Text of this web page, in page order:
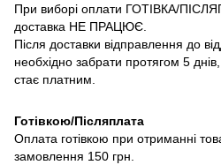
При виборі оплати ГОТІВКА/
доставка НЕ ПРАЦЮЄ.
Після доставки відправлення до
необхідно забрати протягом 5
стає платним.
Готівкою/Післяплата
Оплата готівкою при отриманні
замовлення 150 грн.